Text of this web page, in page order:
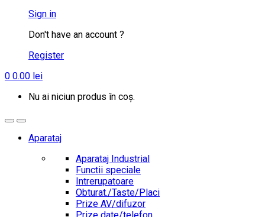
Sign in
Don't have an account ?
Register
0 0.00 lei
Nu ai niciun produs în coș.
Aparataj
Aparataj Industrial
Functii speciale
Intrerupatoare
Obturat./Taste/Placi
Prize AV/difuzor